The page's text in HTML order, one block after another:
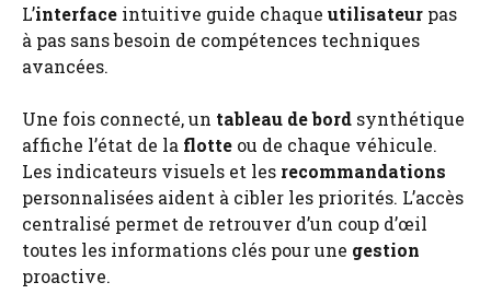
L’interface intuitive guide chaque utilisateur pas
à pas sans besoin de compétences techniques
avancées.
Une fois connecté, un tableau de bord synthétique
affiche l’état de la flotte ou de chaque véhicule.
Les indicateurs visuels et les recommandations
personnalisées aident à cibler les priorités. L’accès
centralisé permet de retrouver d’un coup d’œil
toutes les informations clés pour une gestion
proactive.